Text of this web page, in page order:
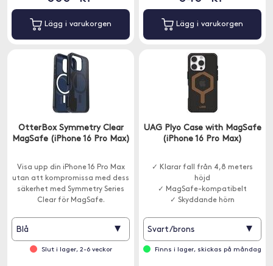
Lägg i varukorgen Lägg i varukorgen
OtterBox Symmetry Clear
MagSafe (iPhone 16 Pro Max)
Visa upp din iPhone 16 Pro Max
utan att kompromissa med dess
säkerhet med Symmetry Series
Clear för MagSafe.
Blå ▾
Slut i lager, 2-6 veckor
UAG Plyo Case with MagSafe
(iPhone 16 Pro Max)
✓ Klarar fall från 4,8 meters
höjd
✓ MagSafe-kompatibelt
✓ Skyddande hörn
Svart/brons ▾
Finns i lager, skickas på måndag